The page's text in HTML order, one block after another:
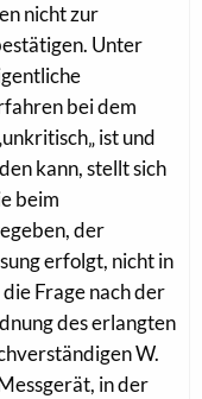
nicht zur
Unter
bei dem
ist und
kann, stellt sich
beim
der
erfolgt, nicht in
Frage nach der
des erlangten
W.
in der